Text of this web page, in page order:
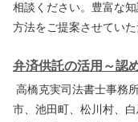
相談ください。豊富な
方法をご提案させていた
弁済供託の活用～認
高橋克実司法書士事務所
市、池田町、松川村、